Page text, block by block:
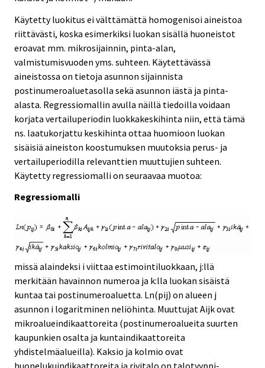
Käytetty luokitus ei välttämättä homogenisoi aineistoa
riittävästi, koska esimerkiksi luokan sisällä huoneistot
eroavat mm. mikrosijainnin, pinta-alan,
valmistumisvuoden yms. suhteen. Käytettävässä
aineistossa on tietoja asunnon sijainnista
postinumeroaluetasolla sekä asunnon iästä ja pinta-
alasta. Regressiomallin avulla näillä tiedoilla voidaan
korjata vertailuperiodin luokkakeskihinta niin, että tämä
ns. laatukorjattu keskihinta ottaa huomioon luokan
sisäisiä aineiston koostumuksen muutoksia perus- ja
vertailuperiodilla relevanttien muuttujien suhteen.
Käytetty regressiomalli on seuraavaa muotoa:
Regressiomalli
missä alaindeksi i viittaa estimointiluokkaan, j:llä
merkitään havainnon numeroa ja k:lla luokan sisäistä
kuntaa tai postinumeroaluetta. Ln(pij) on alueen j
asunnon i logaritminen neliöhinta. Muuttujat Aijk ovat
mikroalueindikaattoreita (postinumeroalueita suurten
kaupunkien osalta ja kuntaindikaattoreita
yhdistelmäalueilla). Kaksio ja kolmio ovat
huonelukuindikaattoreita ja rivitalo on talotyyppi-